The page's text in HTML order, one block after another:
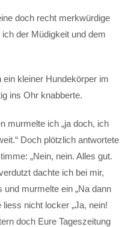
doch recht merkwürdige
der Müdigkeit und dem
kleiner Hundekörper im
ins Ohr knabberte.
murmelte ich „ja doch, ich
Doch plötzlich antwortete
„Nein, nein. Alles gut.
dachte ich bei mir,
murmelte ein „Na dann
nicht locker „Ja, nein!
doch Eure Tageszeitung